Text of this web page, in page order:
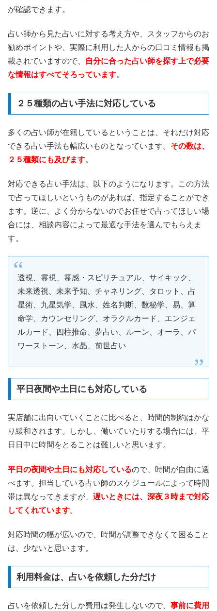
が確認できます。
占い師から見た占いに対する考え方や、スタッフからのお
勧めポイントや、実際に利用した人からの口コミ情報も掲
載されていますので、
自分に合った占い師を探す上で必要
な情報はすべてそろっています。
２５種類の占い手法に対応している
多くの占い師が在籍しているということは、それだけ対応
できる占い手法も幅広いものとなっています。 その数は、
２５種類にも及びます。
対応できる占い手法は、以下のようになります。この方法
で占ってほしいというものがあれば、指定することができ
ます。逆に、よく分からないのでお任せで占ってほしい場
合には、相談内容によって最適な手法を選んでもらえま
す。
透視、霊視、霊感・スピリチュアル、サイキック、
未来透視、未来予知、チャネリング、タロット、占
星術、九星気学、風水、姓名判断、数秘学、易、算
命学、カウンセリング、オラクルカード、エンジェ
ルカード、四柱推命、夢占い、ルーン、オーラ、パ
ワーストーン、水晶、前世占い
平日夜間や土日にも対応している
実店舗に出向いていくことに比べると、時間的制約はかな
り緩和されます。しかし、働いていたりする場合には、平
日日中に時間をとることは難しいと思います。
平日の夜間や土日にも対応しているので、時間が自由に選
べます。担当している占い師のスケジュールによって時間
帯は異なってきますが、 遅いときには、深夜３時まで対応
してくれています。
対応時間の幅が広いので、時間が調整できなくて困ること
は、少ないと思います。
利用料金は、占いを依頼した分だけ
占いを依頼した分しか費用は発生しないので、 事前に費用